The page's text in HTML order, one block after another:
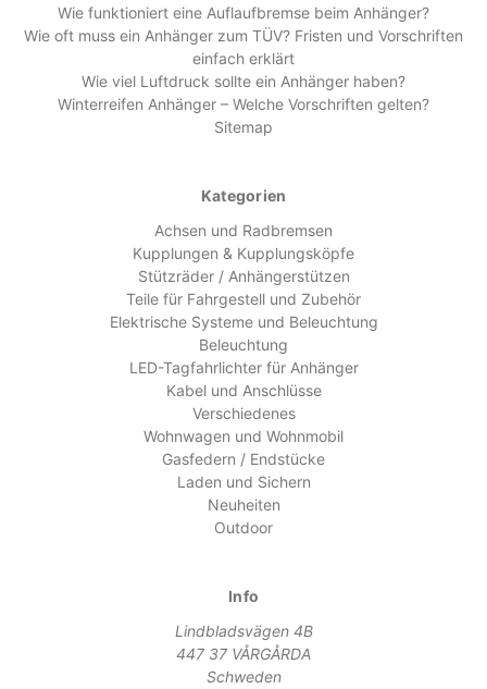
Wie funktioniert eine Auflaufbremse beim Anhänger?
Wie oft muss ein Anhänger zum TÜV? Fristen und Vorschriften
einfach erklärt
Wie viel Luftdruck sollte ein Anhänger haben?
Winterreifen Anhänger – Welche Vorschriften gelten?
Sitemap
Kategorien
Achsen und Radbremsen
Kupplungen & Kupplungsköpfe
Stützräder / Anhängerstützen
Teile für Fahrgestell und Zubehör
Elektrische Systeme und Beleuchtung
Beleuchtung
LED-Tagfahrlichter für Anhänger
Kabel und Anschlüsse
Verschiedenes
Wohnwagen und Wohnmobil
Gasfedern / Endstücke
Laden und Sichern
Neuheiten
Outdoor
Info
Lindbladsvägen 4B
447 37 VÅRGÅRDA
Schweden